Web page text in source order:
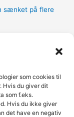
som cookies til
Hvis du giver dit
som f.eks.
Hvis du ikke giver
det have en negativ
sænket på flere
COVID-